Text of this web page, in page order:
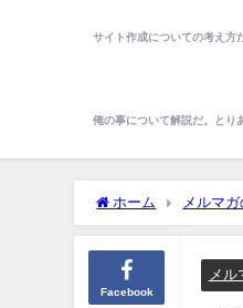
サイト作成についての考え方
俺の事について解説だ。とり
ホーム メルマ
るの巻
Facebook
メル